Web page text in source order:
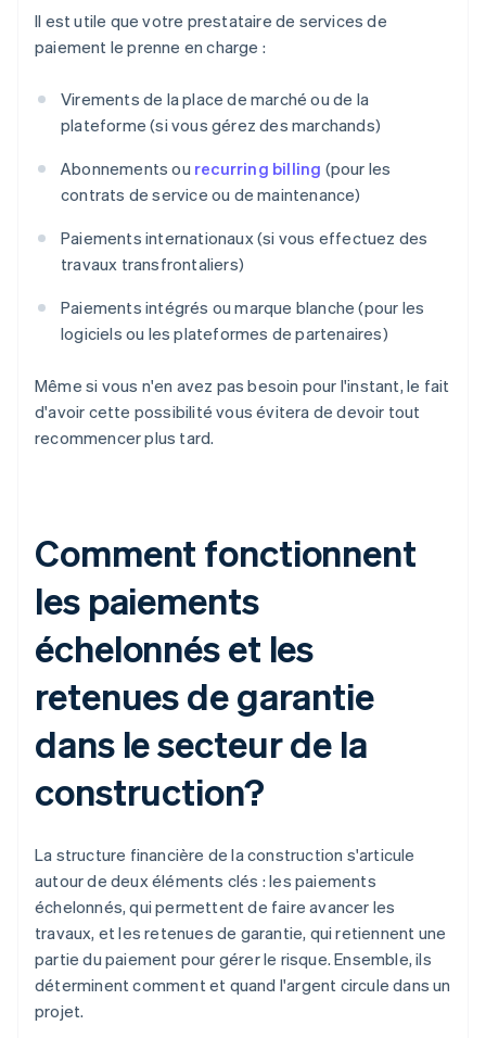
Il est utile que votre prestataire de services de
paiement le prenne en charge :
Virements de la place de marché ou de la
plateforme (si vous gérez des marchands)
Abonnements ou recurring billing (pour les
contrats de service ou de maintenance)
Paiements internationaux (si vous effectuez des
travaux transfrontaliers)
Paiements intégrés ou marque blanche (pour les
logiciels ou les plateformes de partenaires)
Même si vous n'en avez pas besoin pour l'instant, le fait
d'avoir cette possibilité vous évitera de devoir tout
recommencer plus tard.
Comment fonctionnent
les paiements
échelonnés et les
retenues de garantie
dans le secteur de la
construction?
La structure financière de la construction s'articule
autour de deux éléments clés : les paiements
échelonnés, qui permettent de faire avancer les
travaux, et les retenues de garantie, qui retiennent une
partie du paiement pour gérer le risque. Ensemble, ils
déterminent comment et quand l'argent circule dans un
projet.